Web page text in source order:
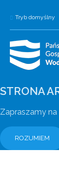
Tryb domyślny
STRONA
Zapraszamy
ROZUMIEM